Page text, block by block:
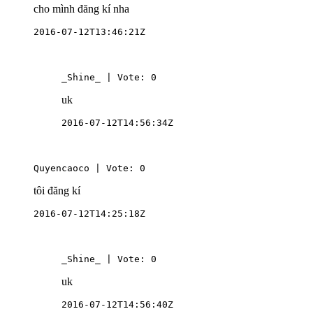
cho mình đăng kí nha
2016-07-12T13:46:21Z
_Shine_ | Vote: 0
uk
2016-07-12T14:56:34Z
Quyencaoco | Vote: 0
tôi đăng kí
2016-07-12T14:25:18Z
_Shine_ | Vote: 0
uk
2016-07-12T14:56:40Z